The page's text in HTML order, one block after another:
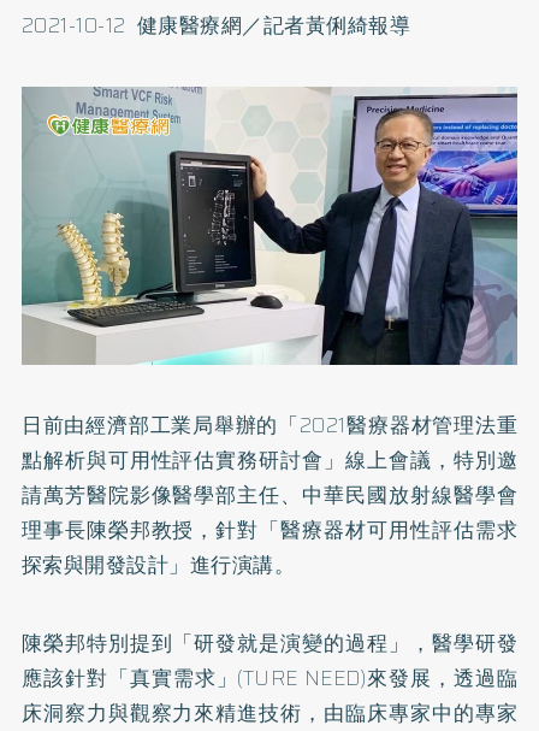
2021-10-12 健康醫療網／記者黃俐綺報導
日前由經濟部工業局舉辦的「2021醫療器材管理法重
點解析與可用性評估實務研討會」線上會議，特別邀
請萬芳醫院影像醫學部主任、中華民國放射線醫學會
理事長陳榮邦教授，針對「醫療器材可用性評估需求
探索與開發設計」進行演講。
陳榮邦特別提到「研發就是演變的過程」，醫學研發
應該針對「真實需求」(TURE NEED)來發展，透過臨
床洞察力與觀察力來精進技術，由臨床專家中的專家